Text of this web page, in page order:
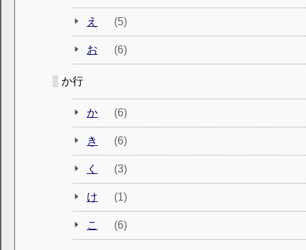
え (5)
お (6)
か行
か (6)
き (6)
く (3)
け (1)
こ (6)